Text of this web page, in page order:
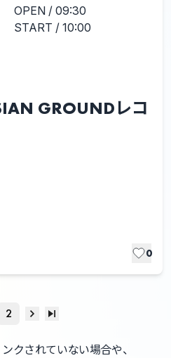
OPEN / 09:30
START / 10:00
GROUNDレコ
0
2
クされていない場合や、